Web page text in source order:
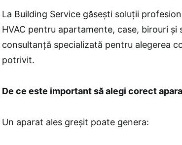
La Building Service găsești soluții
HVAC pentru apartamente, case, birouri și
consultanță specializată pentru alegerea
potrivit.
De ce este important să alegi corect
Un aparat ales greșit poate genera: